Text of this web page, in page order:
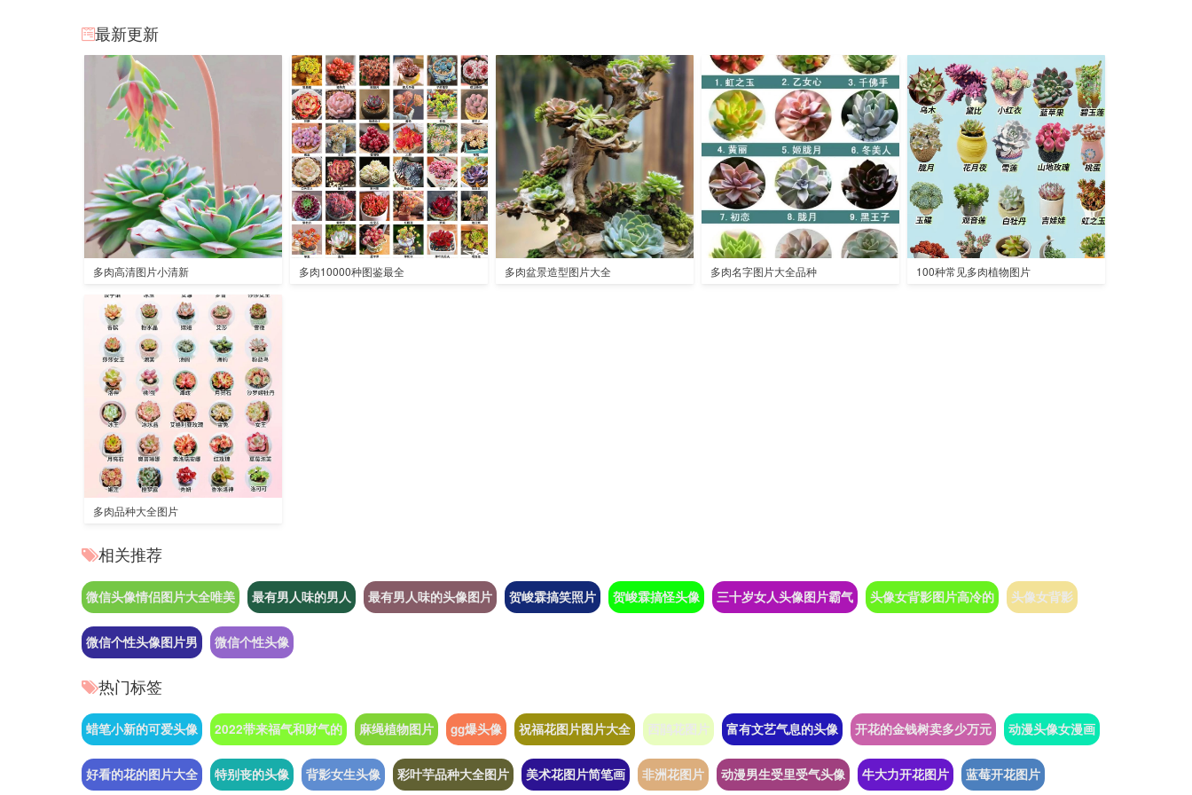
最新更新
多肉高清图片小清新 多肉10000种图鉴最全 多肉盆景造型图片大全 多肉名字图片大全品种 100种常见多肉植物图片
多肉品种大全图片
相关推荐
微信头像情侣图片大全唯美 最有男人味的男人 最有男人味的头像图片 贺峻霖搞笑照片 贺峻霖搞怪头像 三十岁女人头像图片霸气 头像女背影图片高冷的 头像女背影
微信个性头像图片男 微信个性头像
热门标签
蜡笔小新的可爱头像 2022带来福气和财气的 麻绳植物图片 gg爆头像 祝福花图片图片大全 西鹃花图片 富有文艺气息的头像 开花的金钱树卖多少万元 动漫头像女漫画
好看的花的图片大全 特别丧的头像 背影女生头像 彩叶芋品种大全图片 美术花图片简笔画 非洲花图片 动漫男生受里受气头像 牛大力开花图片 蓝莓开花图片